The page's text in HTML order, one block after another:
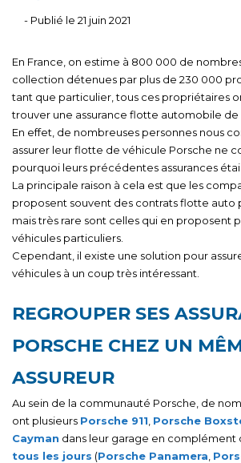
- Publié le 21 juin 2021
En France, on estime à 800 000 de
collection détenues par plus de 230 000
tant que particulier, tous ces propriétaires
trouver une assurance flotte automobile de
En effet, de nombreuses personnes nous
assurer leur flotte de véhicule Porsche ne
pourquoi leurs précédentes assurances
La principale raison à cela est que les
proposent souvent des contrats flotte auto
mais très rare sont celles qui en proposent
véhicules particuliers.
Cependant, il existe une solution pour
véhicules à un coup très intéressant.
REGROUPER SES
PORSCHE CHEZ UN
ASSUREUR
Au sein de la communauté Porsche, de
ont plusieurs Porsche 911 Porsche
Cayman dans leur garage en complément
tous les jours (Porsche Panamera